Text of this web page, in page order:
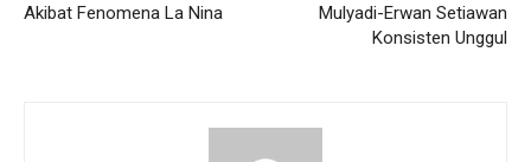
Akibat Fenomena La Nina
Mulyadi-Erwan Setiawan
Konsisten Unggul